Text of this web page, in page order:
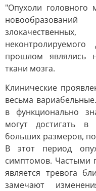
"Опухоли головного
прошлом являлись
ткани мозга.
Клинические
весьма
в функционально
могут достигать в
больших размеров,
В этот период
симптомов. Частыми
является тревога
замечают